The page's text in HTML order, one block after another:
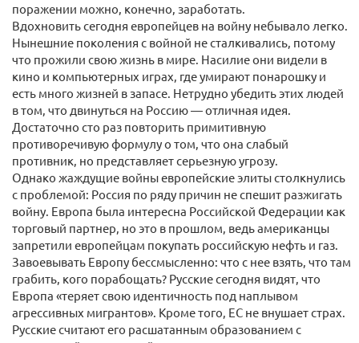
поражении можно, конечно, заработать.
Вдохновить сегодня европейцев на войну небывало легко.
Нынешние поколения с войной не сталкивались, потому
что прожили свою жизнь в мире. Насилие они видели в
кино и компьютерных играх, где умирают понарошку и
есть много жизней в запасе. Нетрудно убедить этих людей
в том, что двинуться на Россию — отличная идея.
Достаточно сто раз повторить примитивную
противоречивую формулу о том, что она слабый
противник, но представляет серьезную угрозу.
Однако жаждущие войны европейские элиты столкнулись
с проблемой: Россия по ряду причин не спешит разжигать
войну. Европа была интересна Российской Федерации как
торговый партнер, но это в прошлом, ведь американцы
запретили европейцам покупать российскую нефть и газ.
Завоевывать Европу бессмысленно: что с нее взять, что там
грабить, кого порабощать? Русские сегодня видят, что
Европа «теряет свою идентичность под наплывом
агрессивных мигрантов». Кроме того, ЕС не внушает страх.
Русские считают его расшатанным образованием с